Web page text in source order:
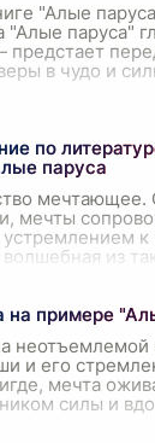
"Алые
"Алые паруса"
в чудо и
по
паруса
мечтающее.
мечты
из
на примере
неотъемлемой
и его
мечта
силы и